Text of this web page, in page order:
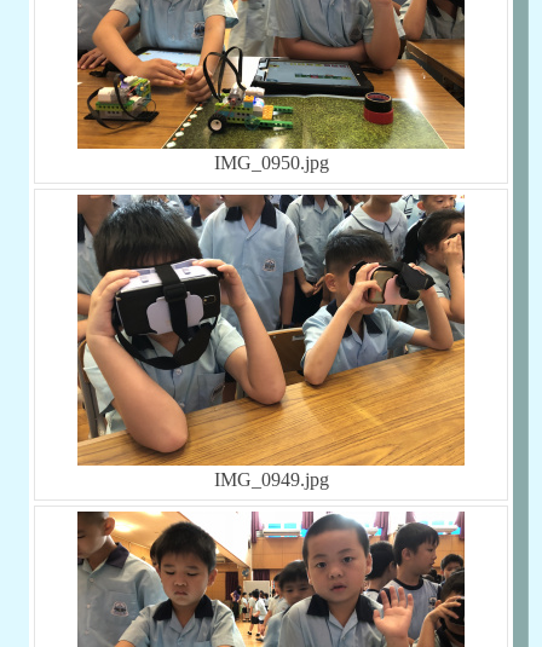
IMG_0950.jpg
IMG_0949.jpg